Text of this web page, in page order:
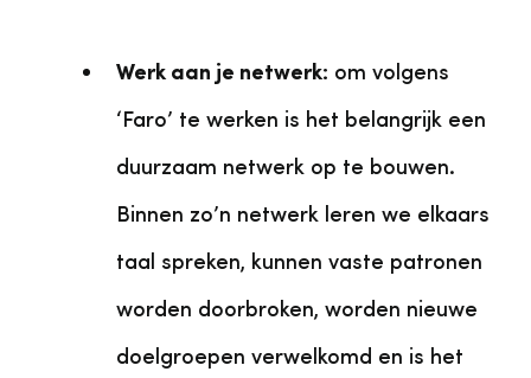
Werk aan je netwerk: om volgens
‘Faro’ te werken is het belangrijk een
duurzaam netwerk op te bouwen.
Binnen zo’n netwerk leren we elkaars
taal spreken, kunnen vaste patronen
worden doorbroken, worden nieuwe
doelgroepen verwelkomd en is het